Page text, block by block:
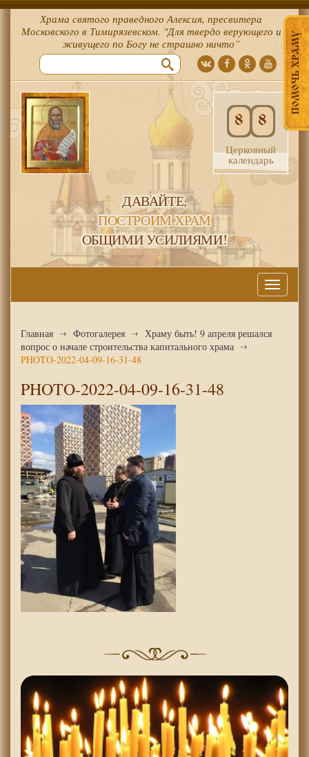
ПОМОЧЬ ХРАМУ
Храма святого праведного Алексия, пресвитера
Московского в Тимирязевском. "Для твердо верующего и
живущего по Богу не страшно ничто”
8 8
Церковный
календарь
ДАВАЙТЕ,
ПОСТРОИМ ХРАМ
ОБЩИМИ УСИЛИЯМИ!
Меню
Главная Фотогалерея
Храму быть! 9 апреля решался
вопрос о начале строительства капитального храма
PHOTO-2022-04-09-16-31-48
PHOTO-2022-04-09-16-31-48